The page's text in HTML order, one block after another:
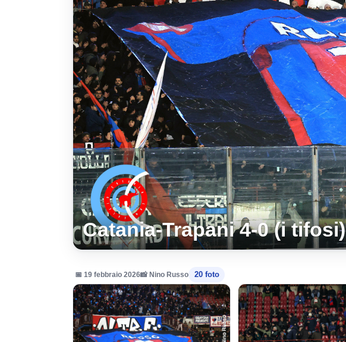
Catania-Trapani 4-0 (i tifosi)
📅 19 febbraio 2026📸 Nino Russo 20 foto